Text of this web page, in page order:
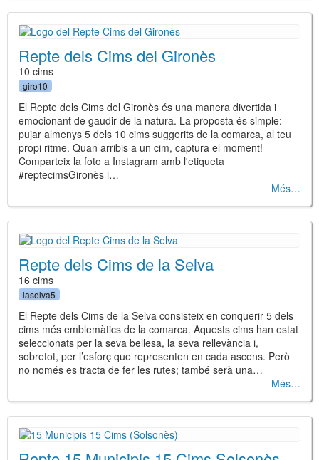
Repte dels Cims del Gironès
10 cims
giro10
El Repte dels Cims del Gironès és una manera divertida i
emocionant de gaudir de la natura. La proposta és simple:
pujar almenys 5 dels 10 cims suggerits de la comarca, al teu
propi ritme. Quan arribis a un cim, captura el moment!
Comparteix la foto a Instagram amb l'etiqueta
#reptecimsGironès i…
Més
Repte dels Cims de la Selva
16 cims
laselva5
El Repte dels Cims de la Selva consisteix en conquerir 5 dels
cims més emblemàtics de la comarca. Aquests cims han estat
seleccionats per la seva bellesa, la seva rellevància i,
sobretot, per l’esforç que representen en cada ascens. Però
no només es tracta de fer les rutes; també serà una…
Més